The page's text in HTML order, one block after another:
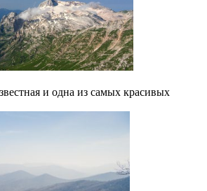
и одна из самых красивых